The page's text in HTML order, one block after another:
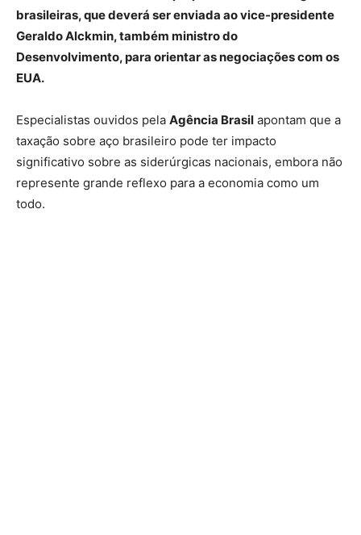
brasileiras, que deverá ser enviada ao vice-presidente
Geraldo Alckmin, também ministro do
Desenvolvimento, para orientar as negociações com os
EUA.
Especialistas ouvidos pela Agência Brasil apontam que a
taxação sobre aço brasileiro pode ter impacto
significativo sobre as siderúrgicas nacionais, embora não
represente grande reflexo para a economia como um
todo.